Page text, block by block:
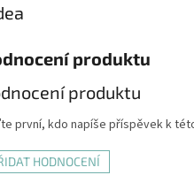
produktu
produktu
první, kdo napíše příspěvek k
HODNOCENÍ